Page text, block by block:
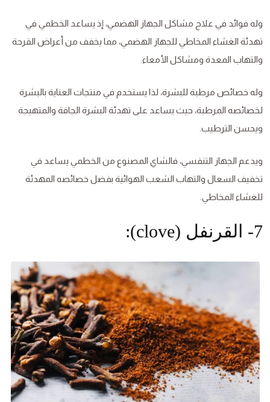
وله فوائد في علاج مشاكل الجهاز الهضمي، إذ يساعد الخطمي في
تهدئة الغشاء المخاطي للجهاز الهضمي، مما يخفف من أعراض القرحة
والتهاب المعدة ومشاكل الأمعاء.
وله خصائص مرطبة للبشرة، لذا يستخدم في منتجات العناية بالبشرة
لخصائصه المرطبة، حيث يساعد على تهدئة البشرة الجافة والمتهيجة
ويحسن الترطيب.
ويدعم الجهاز التنفسي، فالشاي المصنوع من الخطمي يساعد في
تخفيف السعال والتهاب الشعب الهوائية بفضل خصائصه المهدئة
للغشاء المخاطي.
7- القرنفل (clove):